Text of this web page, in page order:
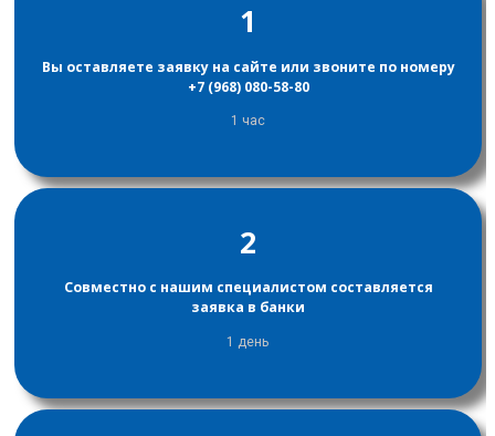
1
Вы оставляете заявку на сайте или звоните по номеру
+7 (968) 080-58-80
1 час
2
Совместно с нашим специалистом составляется
заявка в банки
1 день